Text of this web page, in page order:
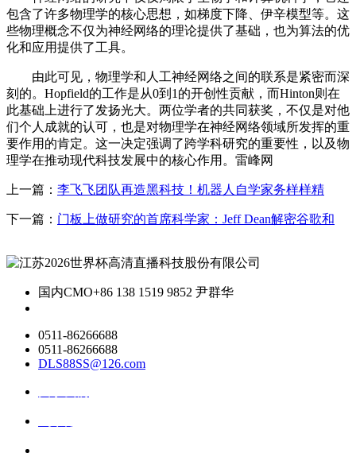
包含了许多物理学的核心思想，如梯度下降、伊辛模型等。这
些物理概念不仅为神经网络的理论提供了基础，也为算法的优
化和应用提供了工具。
由此可见，物理学和人工神经网络之间的联系是紧密而深
刻的。Hopfield的工作是从0到1的开创性贡献，而Hinton则在
此基础上进行了发扬光大。两位学者的共同获奖，不仅是对他
们个人成就的认可，也是对物理学在神经网络领域所发挥的重
要作用的肯定。这一决定强调了跨学科研究的重要性，以及物
理学在推动现代科技发展中的核心作用。雷峰网
上一篇： 李飞飞团队再造黑科技！机器人自学家务样样精
下一篇： 门板上做研究的首席科学家：Jeff Dean解密谷歌和
国内CMO+86 138 1519 9852 尹群华
0511-86266688
0511-86266688
DLS88SS@126.com